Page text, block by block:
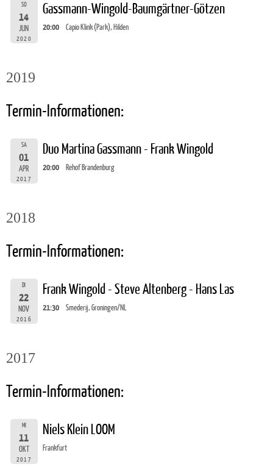
SO
14
JUN
2020
Gassmann-Wingold-Baumgärtner-Götzen
20:00 Capio Klink (Park), Hilden
2019
Termin-Informationen:
SA
01
APR
2017
Duo Martina Gassmann - Frank Wingold
20:00 Rehof Brandenburg
2018
Termin-Informationen:
DI
22
NOV
2016
Frank Wingold - Steve Altenberg - Hans Las
21:30 Smederij, Groningen/NL
2017
Termin-Informationen:
MI
11
OKT
2017
Niels Klein LOOM
Frankfurt